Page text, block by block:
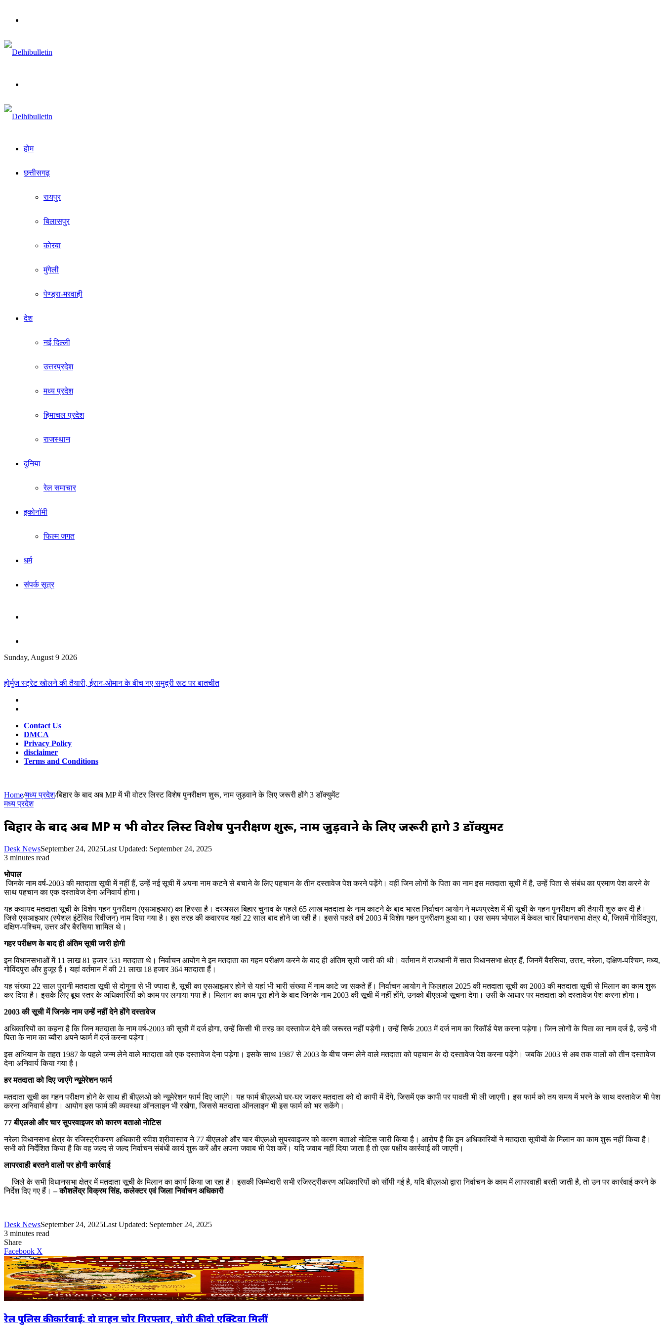
होम
छत्तीसगढ़
रायपुर
बिलासपुर
कोरबा
मुंगेली
पेण्ड्रा-मरवाही
देश
नई दिल्ली
उत्तरप्रदेश
मध्य प्रदेश
हिमाचल प्रदेश
राजस्थान
दुनिया
रेल समाचार
इकोनॉमी
फिल्म जगत
धर्म
संपर्क सूत्र
Sunday, August 9 2026
होर्मुज स्ट्रेट खोलने की तैयारी, ईरान-ओमान के बीच नए समुद्री रूट पर बातचीत
Contact Us
DMCA
Privacy Policy
disclaimer
Terms and Conditions
Home/मध्य प्रदेश/बिहार के बाद अब MP में भी वोटर लिस्ट विशेष पुनरीक्षण शुरू, नाम जुड़वाने के लिए जरूरी होंगे 3 डॉक्युमेंट
मध्य प्रदेश
बिहार के बाद अब MP में भी वोटर लिस्ट विशेष पुनरीक्षण शुरू, नाम जुड़वाने के लिए जरूरी होंगे 3 डॉक्युमेंट
Desk NewsSeptember 24, 2025Last Updated: September 24, 2025
3 minutes read
भोपाल
जिनके नाम वर्ष-2003 की मतदाता सूची में नहीं हैं, उन्हें नई सूची में अपना नाम कटने से बचाने के लिए पहचान के तीन दस्तावेज पेश करने पड़ेंगे। वहीं जिन लोगों के पिता का नाम इस मतदाता सूची में है, उन्हें पिता से संबंध का प्रमाण पेश करने के
साथ पहचान का एक दस्तावेज देना अनिवार्य होगा।
यह कवायद मतदाता सूची के विशेष गहन पुनरीक्षण (एसआइआर) का हिस्सा है। दरअसल बिहार चुनाव के पहले 65 लाख मतदाता के नाम काटने के बाद भारत निर्वाचन आयोग ने मध्यप्रदेश में भी सूची के गहन पुनरीक्षण की तैयारी शुरु कर दी है।
जिसे एसआइआर (स्पेशल इंटेंसिव रिवीजन) नाम दिया गया है। इस तरह की कवारयद यहां 22 साल बाद होने जा रही है। इससे पहले वर्ष 2003 में विशेष गहन पुनरीक्षण हुआ था। उस समय भोपाल में केवल चार विधानसभा क्षेत्र थे, जिसमें गोविंदपुरा,
दक्षिण-पश्चिम, उत्तर और बैरसिया शामिल थे।
गहर परीक्षण के बाद ही अंतिम सूची जारी होगी
इन विधानसभाओं में 11 लाख 81 हजार 531 मतदाता थे। निर्वाचन आयोग ने इन मतदाता का गहन परीक्षण करने के बाद ही अंतिम सूची जारी की थी। वर्तमान में राजधानी में सात विधानसभा क्षेत्र हैं, जिनमें बैरसिया, उत्तर, नरेला, दक्षिण-पश्चिम, मध्य,
गोविंदपुरा और हुजूर हैं। यहां वर्तमान में की 21 लाख 18 हजार 364 मतदाता हैं।
यह संख्या 22 साल पुरानी मतदाता सूची से दोगुना से भी ज्यादा है, सूची का एसआइआर होने से यहां भी भारी संख्या में नाम काटे जा सकते हैं। निर्वाचन आयोग ने फिलहाल 2025 की मतदाता सूची का 2003 की मतदाता सूची से मिलान का काम शुरू
कर दिया है। इसके लिए बूथ स्तर के अधिकारियों को काम पर लगाया गया है। मिलान का काम पूरा होने के बाद जिनके नाम 2003 की सूची में नहीं होंगे, उनको बीएलओ सूचना देगा। उसी के आधार पर मतदाता को दस्तावेज पेश करना होगा।
2003 की सूची में जिनके नाम उन्हें नहीं देने होंगे दस्तावेज
अधिकारियों का कहना है कि जिन मतदाता के नाम वर्ष-2003 की सूची में दर्ज होगा, उन्हें किसी भी तरह का दस्तावेज देने की जरूरत नहीं पड़ेगी। उन्हें सिर्फ 2003 में दर्ज नाम का रिकॉर्ड पेश करना पड़ेगा। जिन लोगों के पिता का नाम दर्ज है, उन्हें भी
पिता के नाम का ब्यौरा अपने फार्म में दर्ज करना पड़ेगा।
इस अभियान के तहत 1987 के पहले जन्म लेने वाले मतदाता को एक दस्तावेज देना पड़ेगा। इसके साथ 1987 से 2003 के बीच जन्म लेने वाले मतदाता को पहचान के दो दस्तावेज पेश करना पड़ेंगे। जबकि 2003 से अब तक वालों को तीन दस्तावेज
देना अनिवार्य किया गया है।
हर मतदाता को दिए जाएंगे न्यूमेरेशन फार्म
मतदाता सूची का गहन परीक्षण होने के साथ ही बीएलओ को न्यूमेरेशन फार्म दिए जाएंगे। यह फार्म बीएलओ घर-घर जाकर मतदाता को दो कापी में देंगे, जिसमें एक कापी पर पावती भी ली जाएगी। इस फार्म को तय समय में भरने के साथ दस्तावेज भी पेश
करना अनिवार्य होगा। आयोग इस फार्म की व्यवस्था ऑनलाइन भी रखेगा, जिससे मतदाता ऑनलाइन भी इस फार्म को भर सकेंगे।
77 बीएलओ और चार सुपरवाइजर को कारण बताओ नोटिस
नरेला विधानसभा क्षेत्र के रजिस्ट्रीकरण अधिकारी रवीश श्रीवास्तव ने 77 बीएलओ और चार बीएलओ सुपरवाइजर को कारण बताओ नोटिस जारी किया है। आरोप है कि इन अधिकारियों ने मतदाता सूचीयों के मिलान का काम शुरू नहीं किया है।
सभी को निर्देशित किया है कि वह जल्द से जल्द निर्वाचन संबंधी कार्य शुरू करें और अपना जवाब भी पेश करें। यदि जवाब नहीं दिया जाता है तो एक पक्षीय कार्रवाई की जाएगी।
लापरवाही बरतने वालों पर होगी कार्रवाई
जिले के सभी विधानसभा क्षेत्र में मतदाता सूची के मिलान का कार्य किया जा रहा है। इसकी जिम्मेदारी सभी रजिस्ट्रीकरण अधिकारियों को सौंपी गई है, यदि बीएलओ द्वारा निर्वाचन के काम में लापरवाही बरती जाती है, तो उन पर कार्रवाई करने के
निर्देश दिए गए हैं।– कौशलेंद्र विक्रम सिंह, कलेक्टर एवं जिला निर्वाचन अधिकारी
Desk NewsSeptember 24, 2025Last Updated: September 24, 2025
3 minutes read
Share
Facebook X
via
Email
रेल पुलिस की कार्रवाई: दो वाहन चोर गिरफ्तार, चोरी की दो एक्टिवा मिलीं